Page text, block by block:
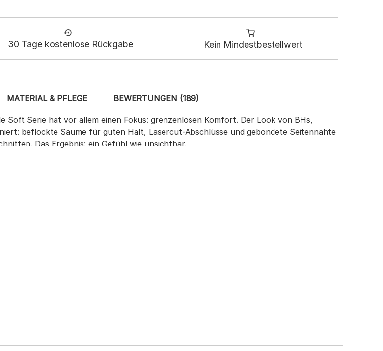
30 Tage kostenlose Rückgabe Kein Mindestbestellwert
Soft Serie hat vor allem einen Fokus: grenzenlosen Komfort. Der Look von BHs,
beflockte Säume für guten Halt, Lasercut-Abschlüsse und gebondete Seitennähte
Das Ergebnis: ein Gefühl wie unsichtbar.
MATERIAL & PFLEGE BEWERTUNGEN (189)